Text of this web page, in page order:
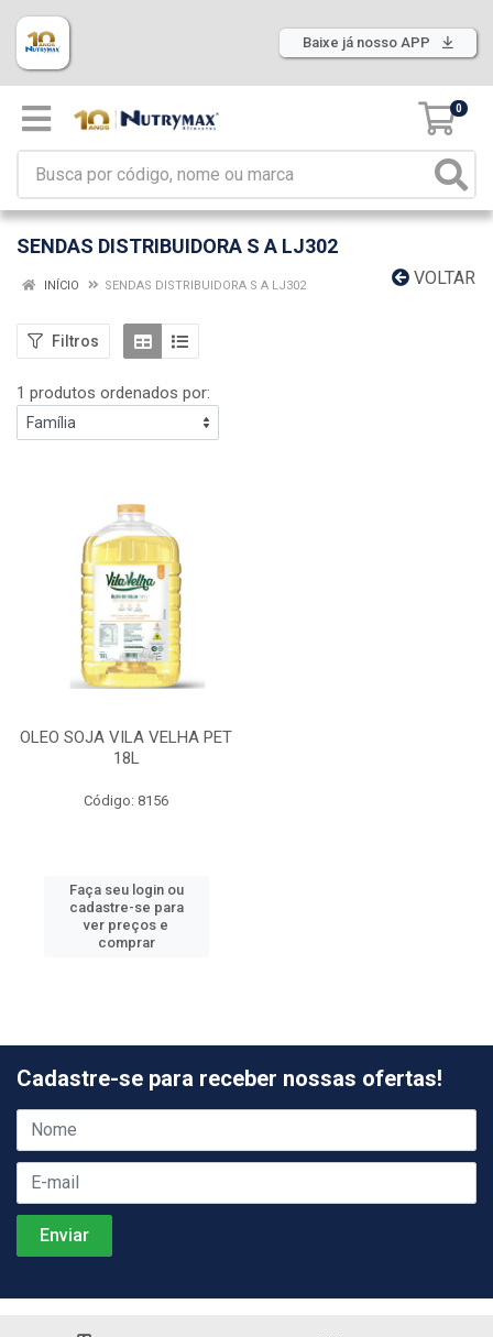
Baixe já nosso APP
0
SENDAS DISTRIBUIDORA S A LJ302
VOLTAR
INÍCIO SENDAS DISTRIBUIDORA S A LJ302
Filtros
1 produtos ordenados por:
OLEO SOJA VILA VELHA PET
18L
Código: 8156
Faça seu login ou
cadastre-se para
ver preços e
comprar
Cadastre-se para receber nossas ofertas!